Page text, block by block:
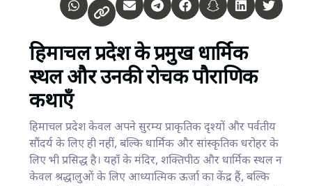
हिमाचल प्रदेश के प्रमुख धार्मिक
स्थल और उनकी रोचक पौराणिक
कथाएँ
हिमाचल प्रदेश केवल अपने सुरम्य प्राकृतिक दृश्यों और पर्वतीय
सौंदर्य के लिए ही नहीं, बल्कि धार्मिक और सांस्कृतिक धरोहर के
लिए भी प्रसिद्ध है। यहाँ के मंदिर, शक्तिपीठ और धार्मिक स्थल न
केवल श्रद्धालुओं के लिए आध्यात्मिक ऊर्जा का केंद्र हैं, बल्कि